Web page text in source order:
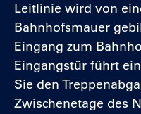
Leitlinie wird von
Bahnhofsmauer
Eingang zum
Eingangstür führt
Sie den
Zwischenetage des